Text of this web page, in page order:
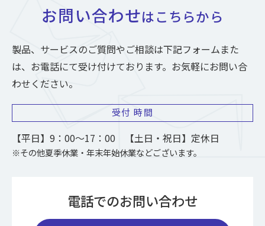
お問い合わせはこちらから
製品、サービスのご質問やご相談は下記フォームまた
は、お電話にて受け付けております。お気軽にお問い合
わせください。
受付 時間
【平日】9：00～17：00 【土日・祝日】定休日
※その他夏季休業・年末年始休業などございます。
電話でのお問い合わせ